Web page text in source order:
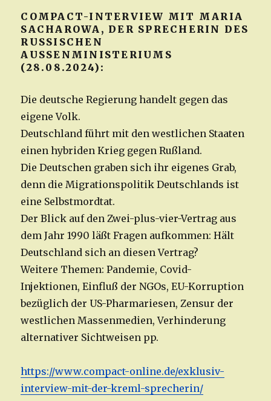
COMPACT-INTERVIEW MIT MARIA
SACHAROWA, DER SPRECHERIN DES
RUSSISCHEN
AUSSENMINISTERIUMS (
28.08.2024):
Die deutsche Regierung handelt gegen das
eigene Volk.
Deutschland führt mit den westlichen Staaten
einen hybriden Krieg gegen Rußland.
Die Deutschen graben sich ihr eigenes Grab,
denn die Migrationspolitik Deutschlands ist
eine Selbstmordtat.
Der Blick auf den Zwei-plus-vier-Vertrag aus
dem Jahr 1990 läßt Fragen aufkommen: Hält
Deutschland sich an diesen Vertrag?
Weitere Themen: Pandemie, Covid-
Injektionen, Einfluß der NGOs, EU-Korruption
bezüglich der US-Pharmariesen, Zensur der
westlichen Massenmedien, Verhinderung
alternativer Sichtweisen pp.
https://www.compact-online.de/exklusiv-
interview-mit-der-kreml-sprecherin/